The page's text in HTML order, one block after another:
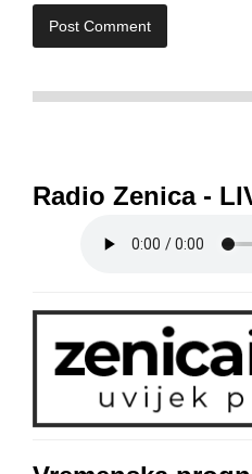
Radio Zenica -